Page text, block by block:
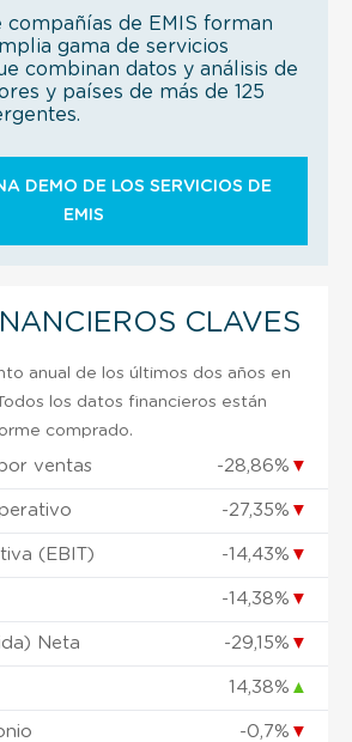
compañías de EMIS forman
gama de servicios
combinan datos y análisis de
y países de más de 125
DEMO DE LOS SERVICIOS DE
EMIS
CLAVES
anual de los últimos dos años en
los datos financieros están
comprado.
ventas -28,86% ▼
-27,35% ▼
(EBIT) -14,43% ▼
-14,38% ▼
Neta -29,15% ▼
14,38% ▲
-0,7% ▼